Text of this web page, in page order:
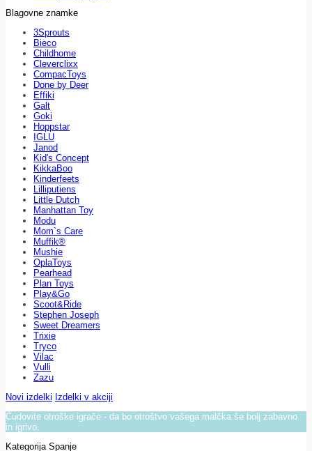
Blagovne znamke
3Sprouts
Bieco
Childhome
Cleverclixx
CompacToys
Done by Deer
Effiki
Galt
Goki
Hoppstar
IGLU
Janod
Kid's Concept
KikkaBoo
Kinderfeets
Lilliputiens
Little Dutch
Manhattan Toy
Modu
Mom`s Care
Muffik®
Mushie
OplaToys
Pearhead
Plan Toys
Play&Go
Scoot&Ride
Stephen Joseph
Sweet Dreamers
Trixie
Tryco
Vilac
Vulli
Zazu
Novi izdelki Izdelki v akciji
Čudovite otroške igrače - da bo otroštvo vašega malčka še bolj zabavno
in igrivo.
Kategorija Spanje